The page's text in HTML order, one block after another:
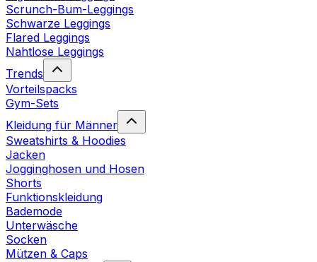
Scrunch-Bum-Leggings
Schwarze Leggings
Flared Leggings
Nahtlose Leggings
Trends
Vorteilspacks
Gym-Sets
Kleidung für Männer
Sweatshirts & Hoodies
Jacken
Jogginghosen und Hosen
Shorts
Funktionskleidung
Bademode
Unterwäsche
Socken
Mützen & Caps